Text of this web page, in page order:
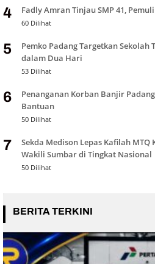
4 Fadly Amran Tinjau SMP 41,
60 Dilihat
5
Pemko Padang Targetkan
dalam Dua Hari
53 Dilihat
6
Penanganan Korban Banjir
Bantuan
50 Dilihat
7
Sekda Medison Lepas Kafilah MTQ
Wakili Sumbar di Tingkat Nasional
50 Dilihat
BERITA TERKINI